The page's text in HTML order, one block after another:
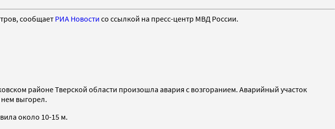
сообщает РИА Новости со ссылкой на пресс-центр МВД России.
районе Тверской области произошла авария с возгоранием. Аварийный участок
выгорел.
около 10-15 м.